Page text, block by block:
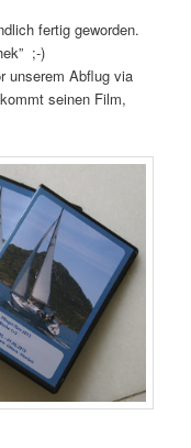
fertig geworden.
;-)
unserem Abflug via
seinen Film,